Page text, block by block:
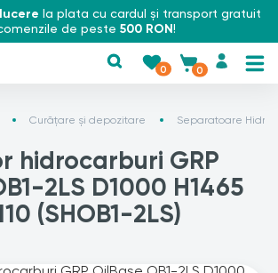
la plata cu cardul și transport gratuit
de peste 500 RON!
0 0
Curățare și depozitare Separatoare
hidrocarburi GRP
2LS D1000 H1465
(SHOB1-2LS)